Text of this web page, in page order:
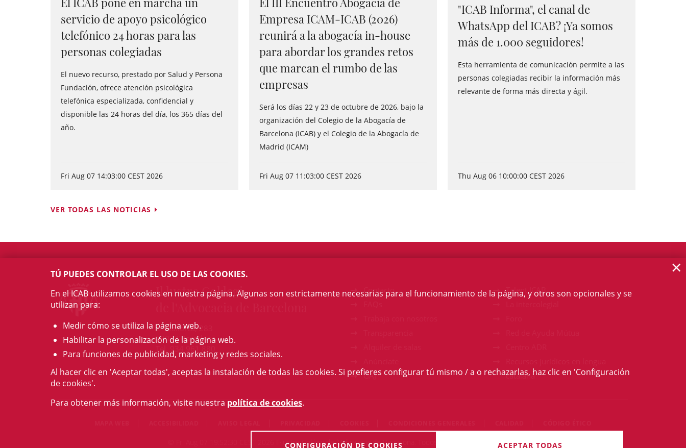
servicio de apoyo psicológico
telefónico 24 horas para las
personas colegiadas
El nuevo recurso, prestado por Salud y Persona
Fundación, ofrece atención psicológica
telefónica especializada, confidencial y
disponible las 24 horas del día, los 365 días del
año.
Fri Aug 07 14:03:00 CEST 2026
Empresa ICAM-ICAB (2026)
reunirá a la abogacía in-house
para abordar los grandes retos
que marcan el rumbo de las
empresas
Será los días 22 y 23 de octubre de 2026, bajo la
organización del Colegio de la Abogacía de
Barcelona (ICAB) y el Colegio de la Abogacía de
Madrid (ICAM)
Fri Aug 07 11:03:00 CEST 2026
"ICAB Informa", el canal de
WhatsApp del ICAB? ¡Ya somos
más de 1.000 seguidores!
Esta herramienta de comunicación permite a las
personas colegiadas recibir la información más
relevante de forma más directa y ágil.
Thu Aug 06 10:00:00 CEST 2026
VER TODAS LAS NOTICIAS
Il·lustre Col·legi
c/ Mallorca, 283
08037 Barcelona
Tel. 934 961 880
Contacto
GAJ
Talent ICAB
catalana
© Fri Aug 07 19:52:30 CEST 2026 Il·lustre Col·legi de l'Advocacia de Barcelona. Todos los derechos reservados
TÚ PUEDES CONTROLAR EL USO DE LAS COOKIES.
En el ICAB utilizamos cookies en nuestra página. Algunas son estrictamente necesarias para el funcionamiento de la página, y otros son opcionales y se
utilizan para:
Medir cómo se utiliza la página web.
Habilitar la personalización de la página web.
Para funciones de publicidad, marketing y redes sociales.
Al hacer clic en 'Aceptar todas', aceptas la instalación de todas las cookies. Si prefieres configurar tú mismo / a o rechazarlas, haz clic en 'Configuración
de cookies'.
Para obtener más información, visite nuestra política de cookies.
CONFIGURACIÓN DE COOKIES ACEPTAR TODAS
×